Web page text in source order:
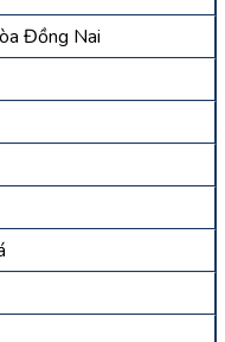
Đồng Nai